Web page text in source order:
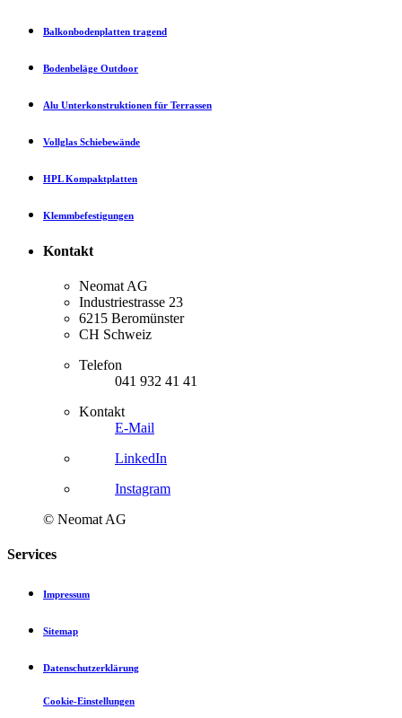
Balkonbodenplatten tragend
Bodenbeläge Outdoor
Alu Unterkonstruktionen für Terrassen
Vollglas Schiebewände
HPL Kompaktplatten
Klemmbefestigungen
Kontakt
Neomat AG
Industriestrasse 23
6215 Beromünster
CH Schweiz
Telefon
041 932 41 41
Kontakt
E-Mail
LinkedIn
Instagram
© Neomat AG
Services
Impressum
Sitemap
Datenschutzerklärung
Cookie-Einstellungen